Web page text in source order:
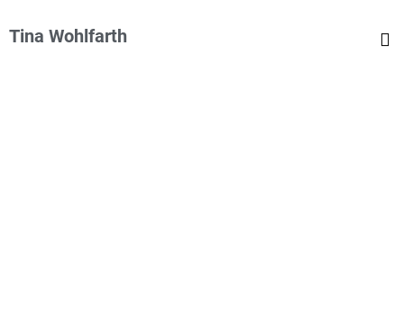
Tina Wohlfarth